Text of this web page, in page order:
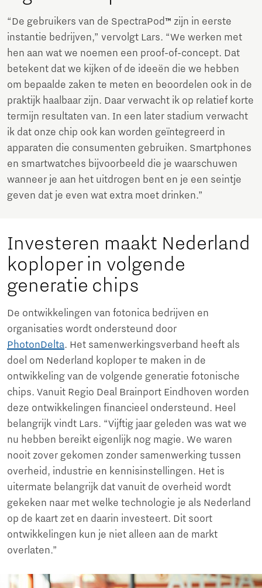
“De gebruikers van de SpectraPod™ zijn in eerste
instantie bedrijven,” vervolgt Lars. “We werken met
hen aan wat we noemen een proof-of-concept. Dat
betekent dat we kijken of de ideeën die we hebben
om bepaalde zaken te meten en beoordelen ook in de
praktijk haalbaar zijn. Daar verwacht ik op relatief korte
termijn resultaten van. In een later stadium verwacht
ik dat onze chip ook kan worden geïntegreerd in
apparaten die consumenten gebruiken. Smartphones
en smartwatches bijvoorbeeld die je waarschuwen
wanneer je aan het uitdrogen bent en je een seintje
geven dat je even wat extra moet drinken.”
Investeren maakt Nederland
koploper in volgende
generatie chips
De ontwikkelingen van fotonica bedrijven en
organisaties wordt ondersteund door
PhotonDelta. Het samenwerkingsverband heeft als
doel om Nederland koploper te maken in de
ontwikkeling van de volgende generatie fotonische
chips. Vanuit Regio Deal Brainport Eindhoven worden
deze ontwikkelingen financieel ondersteund. Heel
belangrijk vindt Lars. “Vijftig jaar geleden was wat we
nu hebben bereikt eigenlijk nog magie. We waren
nooit zover gekomen zonder samenwerking tussen
overheid, industrie en kennisinstellingen. Het is
uitermate belangrijk dat vanuit de overheid wordt
gekeken naar met welke technologie je als Nederland
op de kaart zet en daarin investeert. Dit soort
ontwikkelingen kun je niet alleen aan de markt
overlaten.”